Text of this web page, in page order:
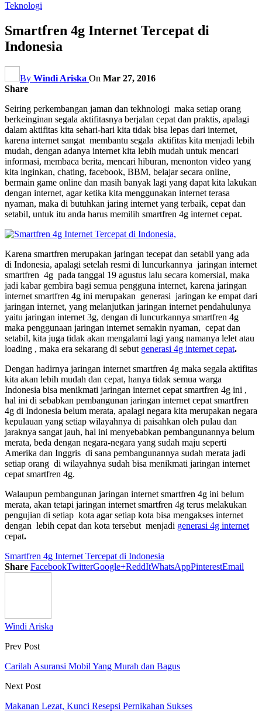
Teknologi
Smartfren 4g Internet Tercepat di
Indonesia
By Windi Ariska On Mar 27, 2016
Share
Seiring perkembangan jaman dan tekhnologi maka setiap orang
berkeinginan segala aktifitasnya berjalan cepat dan praktis, apalagi
dalam aktifitas kita sehari-hari kita tidak bisa lepas dari internet,
karena internet sangat membantu segala aktifitas kita menjadi lebih
mudah, dengan adanya internet kita lebih mudah untuk mencari
informasi, membaca berita, mencari hiburan, menonton video yang
kita inginkan, chating, facebook, BBM, belajar secara online,
bermain game online dan masih banyak lagi yang dapat kita lakukan
dengan internet, agar ketika kita menggunakan internet terasa
nyaman, maka di butuhkan jaring internet yang terbaik, cepat dan
setabil, untuk itu anda harus memilih smartfren 4g internet cepat.
Karena smartfren merupakan jaringan tecepat dan setabil yang ada
di Indonesia, apalagi setelah resmi di luncurkannya jaringan internet
smartfren 4g pada tanggal 19 agustus lalu secara komersial, maka
jadi kabar gembira bagi semua pengguna internet, karena jaringan
internet smartfren 4g ini merupakan generasi jaringan ke empat dari
jaringan internet, yang melanjutkan jaringan internet pendahulunya
yaitu jaringan internet 3g, dengan di luncurkannya smartfren 4g
maka penggunaan jaringan internet semakin nyaman, cepat dan
setabil, kita juga tidak akan mengalami lagi yang namanya lelet atau
loading , maka era sekarang di sebut generasi 4g internet cepat.
Dengan hadirnya jaringan internet smartfren 4g maka segala aktifitas
kita akan lebih mudah dan cepat, hanya tidak semua warga
Indonesia bisa menikmati jaringan internet cepat smartfren 4g ini ,
hal ini di sebabkan pembangunan jaringan internet cepat smartfren
4g di Indonesia belum merata, apalagi negara kita merupakan negara
kepulauan yang setiap wilayahnya di paisahkan oleh pulau dan
jaraknya sangat jauh, hal ini menyebabkan pembangunannya belum
merata, beda dengan negara-negara yang sudah maju seperti
Amerika dan Inggris di sana pembangunannya sudah merata jadi
setiap orang di wilayahnya sudah bisa menikmati jaringan internet
cepat smartfren 4g.
Walaupun pembangunan jaringan internet smartfren 4g ini belum
merata, akan tetapi jaringan internet smartfren 4g terus melakukan
pengujian di setiap kota agar setiap kota bisa mengakses internet
dengan lebih cepat dan kota tersebut menjadi generasi 4g internet
cepat.
Smartfren 4g Internet Tercepat di Indonesia
Share FacebookTwitterGoogle+ReddItWhatsAppPinterestEmail
Windi Ariska
Prev Post
Carilah Asuransi Mobil Yang Murah dan Bagus
Next Post
Makanan Lezat, Kunci Resepsi Pernikahan Sukses